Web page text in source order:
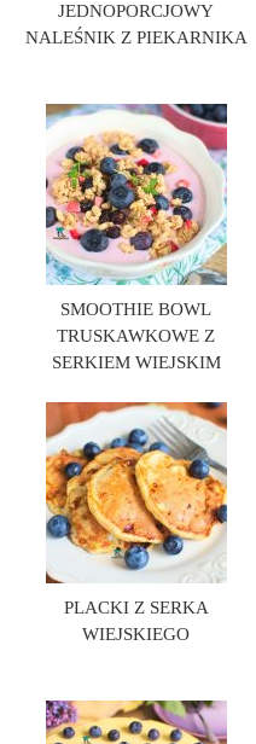
JEDNOPORCJOWY
NALEŚNIK Z PIEKARNIKA
SMOOTHIE BOWL
TRUSKAWKOWE Z
SERKIEM WIEJSKIM
PLACKI Z SERKA
WIEJSKIEGO